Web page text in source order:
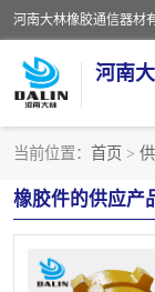
河南
当前位置： 首页 >
橡胶件的供应产
推盘离合器